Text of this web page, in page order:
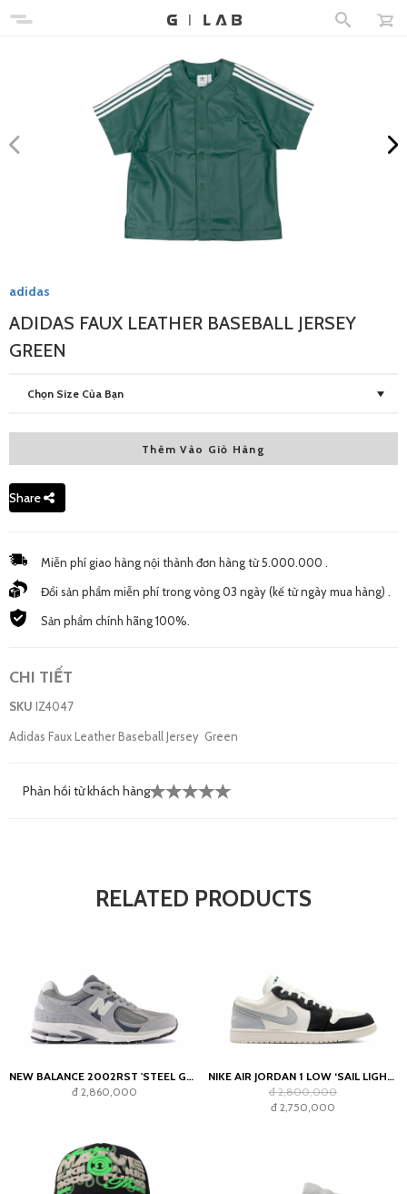
adidas
ADIDAS FAUX LEATHER BASEBALL JERSEY
GREEN
Chọn Size Của Bạn
3,080,000 đ
M - New
L - New
Thêm Vào Giỏ Hàng
Share
Miễn phí giao hàng nội thành đơn hàng từ 5.000.000 .
Đổi sản phẩm miễn phí trong vòng 03 ngày (kế từ ngày mua hàng) .
Sản phẩm chính hãng 100%.
CHI TIẾT
SKU IZ4047
Adidas Faux Leather Baseball Jersey Green
Phản hồi từ khách hàng
RELATED PRODUCTS
NEW BALANCE 2002RST 'STEEL GREY'
đ 2,860,000
NIKE AIR JORDAN 1 LOW ‘SAIL LIGHT SMOKE GREY’
đ 2,800,000
đ 2,750,000